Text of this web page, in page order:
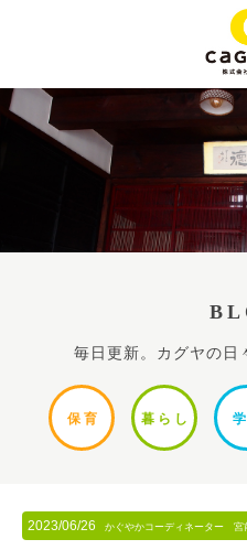
毎日更新。カグヤの日
保 育 暮ら し 学
2023/06/26 かぐやかコーディネーター 宮